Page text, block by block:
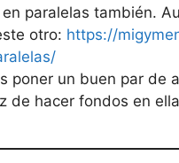
paralelas también.
otro: https://
poner un buen par de
de hacer fondos en